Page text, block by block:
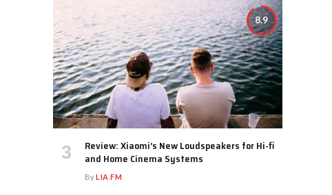
8.9
Review: Xiaomi’s New Loudspeakers for Hi-fi
and Home Cinema Systems
ByLIA FM